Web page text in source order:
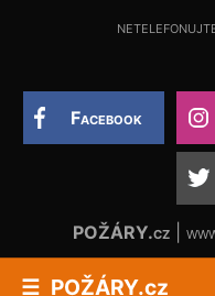
POŽÁRY.cz
Facebook
POŽÁRY.cz|